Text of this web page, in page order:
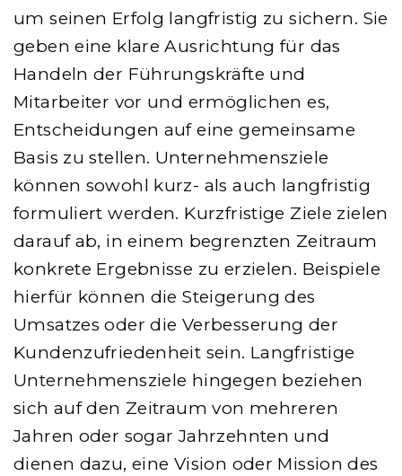
um seinen Erfolg langfristig zu sichern. Sie
geben eine klare Ausrichtung für das
Handeln der Führungskräfte und
Mitarbeiter vor und ermöglichen es,
Entscheidungen auf eine gemeinsame
Basis zu stellen. Unternehmensziele
können sowohl kurz- als auch langfristig
formuliert werden. Kurzfristige Ziele zielen
darauf ab, in einem begrenzten Zeitraum
konkrete Ergebnisse zu erzielen. Beispiele
hierfür können die Steigerung des
Umsatzes oder die Verbesserung der
Kundenzufriedenheit sein. Langfristige
Unternehmensziele hingegen beziehen
sich auf den Zeitraum von mehreren
Jahren oder sogar Jahrzehnten und
dienen dazu, eine Vision oder Mission des